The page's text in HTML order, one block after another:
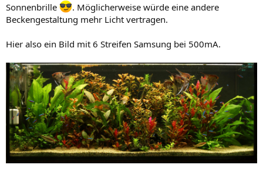
Sonnenbrille
. Möglicherweise würde eine andere
Beckengestaltung mehr Licht vertragen.
Hier also ein Bild mit 6 Streifen Samsung bei 500mA.